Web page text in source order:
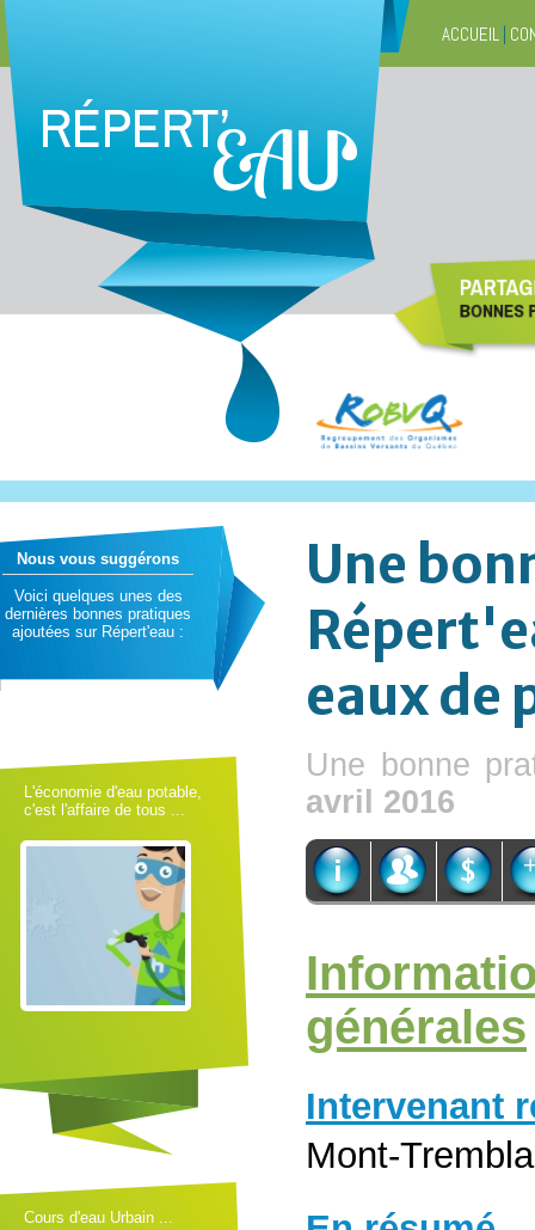
ACCUEIL |
Nous vous suggérons
Voici quelques unes des
dernières bonnes pratiques
ajoutées sur Répert'eau :
L'économie d'eau potable,
c'est l'affaire de tous ...
Cours d'eau Urbain ...
Une
eaux de
Une bonne
avril 2016
générales
Intervenant
Mont-